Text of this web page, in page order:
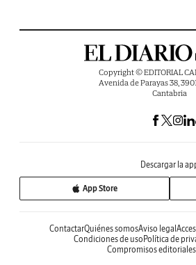
Copyright © EDITORIAL
Avenida de Parayas 38,
Cantabria
Descargar la
App Store
ContactarQuiénes somosAviso legal
Condiciones de usoPolítica de
Compromisos editoriales